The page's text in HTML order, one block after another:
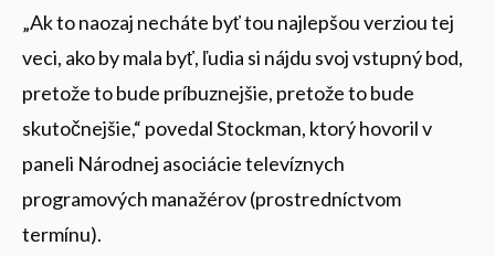
„Ak to naozaj necháte byť tou najlepšou verziou tej
veci, ako by mala byť, ľudia si nájdu svoj vstupný bod,
pretože to bude príbuznejšie, pretože to bude
skutočnejšie,“ povedal Stockman, ktorý hovoril v
paneli Národnej asociácie televíznych
programových manažérov (prostredníctvom
termínu).